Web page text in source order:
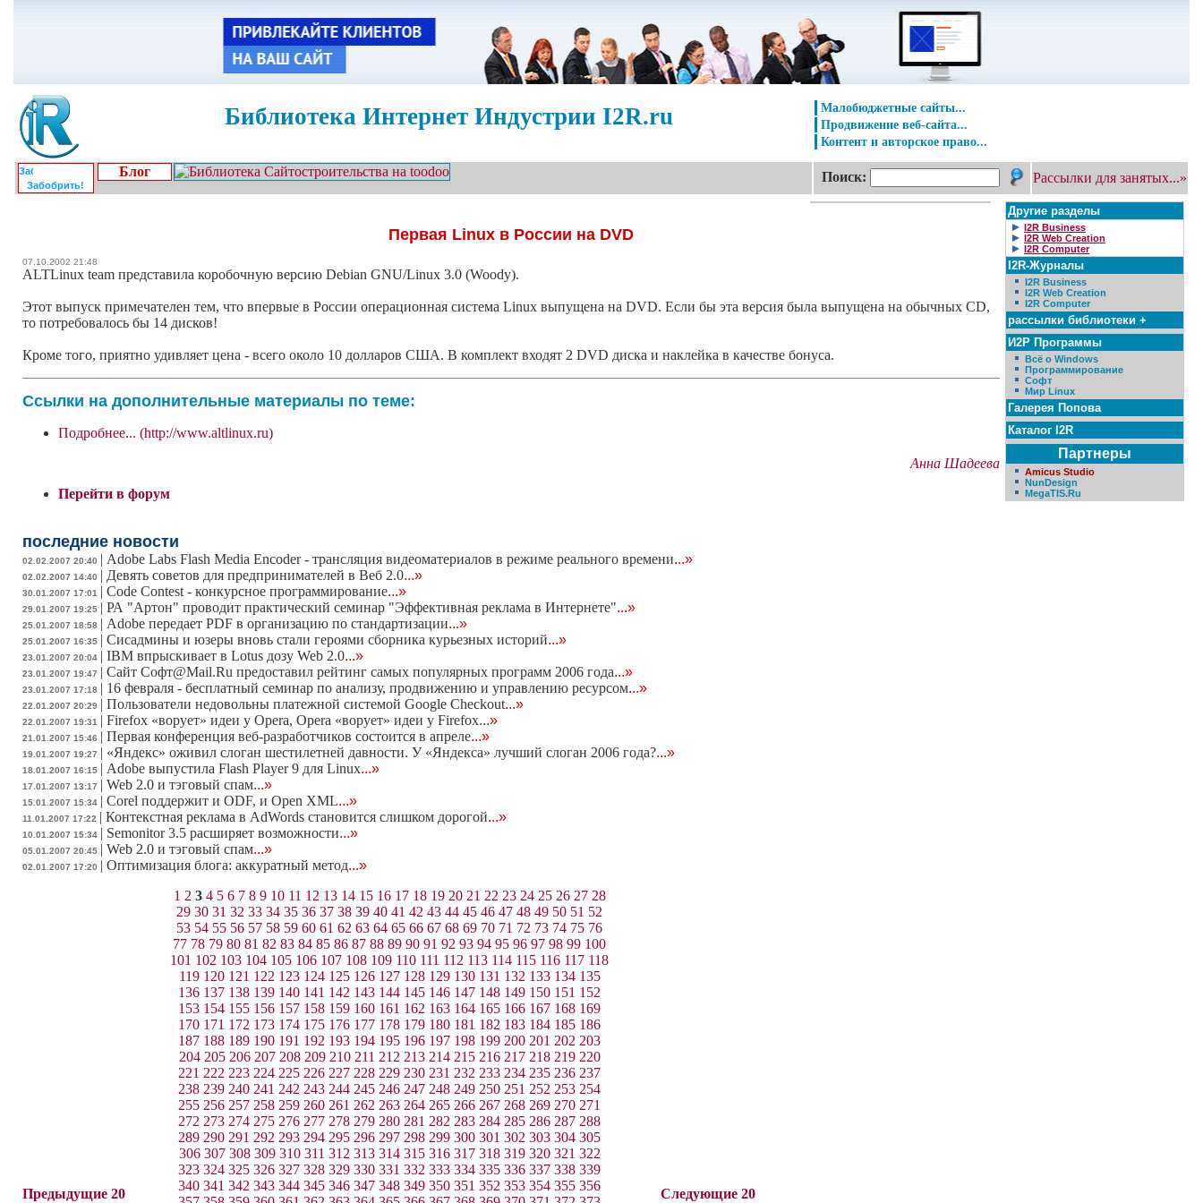
Библиотека Интернет Индустрии I2R.ru
Малобюджетные сайты...
Продвижение веб-сайта...
Контент и авторское право...
Забобрить!
Блог Поиск: Рассылки для занятых...»
Первая Linux в России на DVD
07.10.2002 21:48
ALTLinux team представила коробочную версию Debian GNU/Linux 3.0 (Woody).
Этот выпуск примечателен тем, что впервые в России операционная система Linux выпущена на DVD. Если бы эта версия была выпущена на обычных CD,
то потребовалось бы 14 дисков!
Кроме того, приятно удивляет цена - всего около 10 долларов США. В комплект входят 2 DVD диска и наклейка в качестве бонуса.
Ссылки на дополнительные материалы по теме:
Подробнее... (http://www.altlinux.ru)
Анна Шадеева
Перейти в форум
последние новости
02.02.2007 20:40 | Adobe Labs Flash Media Encoder - трансляция видеоматериалов в режиме реального времени...»
02.02.2007 14:40 | Девять советов для предпринимателей в Веб 2.0...»
30.01.2007 17:01 | Code Contest - конкурсное программирование...»
29.01.2007 19:25 | РА "Артон" проводит практический семинар "Эффективная реклама в Интернете"...»
25.01.2007 18:58 | Adobe передает PDF в организацию по стандартизации...»
25.01.2007 16:35 | Сисадмины и юзеры вновь стали героями сборника курьезных историй...»
23.01.2007 20:04 | IBM впрыскивает в Lotus дозу Web 2.0...»
23.01.2007 19:47 | Сайт Софт@Mail.Ru предоставил рейтинг самых популярных программ 2006 года...»
23.01.2007 17:18 | 16 февраля - бесплатный семинар по анализу, продвижению и управлению ресурсом...»
22.01.2007 20:29 | Пользователи недовольны платежной системой Google Checkout...»
22.01.2007 19:31 | Firefox «ворует» идеи у Opera, Opera «ворует» идеи у Firefox...»
21.01.2007 15:46 | Первая конференция веб-разработчиков состоится в апреле...»
19.01.2007 19:27 | «Яндекс» оживил слоган шестилетней давности. У «Яндекса» лучший слоган 2006 года?...»
18.01.2007 16:15 | Adobe выпустила Flash Player 9 для Linux...»
17.01.2007 13:17 | Web 2.0 и тэговый спам...»
15.01.2007 15:34 | Corel поддержит и ODF, и Open XML...»
11.01.2007 17:22 | Контекстная реклама в AdWords становится слишком дорогой...»
10.01.2007 15:34 | Semonitor 3.5 расширяет возможности...»
05.01.2007 20:45 | Web 2.0 и тэговый спам...»
02.01.2007 17:20 | Оптимизация блога: аккуратный метод...»
Предыдущие 20
1 2 3 4 5 6 7 8 9 10 11 12 13 14 15 16 17 18 19 20 21 22 23 24 25 26 27 28
29 30 31 32 33 34 35 36 37 38 39 40 41 42 43 44 45 46 47 48 49 50 51 52
53 54 55 56 57 58 59 60 61 62 63 64 65 66 67 68 69 70 71 72 73 74 75 76
77 78 79 80 81 82 83 84 85 86 87 88 89 90 91 92 93 94 95 96 97 98 99 100
101 102 103 104 105 106 107 108 109 110 111 112 113 114 115 116 117 118
119 120 121 122 123 124 125 126 127 128 129 130 131 132 133 134 135
136 137 138 139 140 141 142 143 144 145 146 147 148 149 150 151 152
153 154 155 156 157 158 159 160 161 162 163 164 165 166 167 168 169
170 171 172 173 174 175 176 177 178 179 180 181 182 183 184 185 186
187 188 189 190 191 192 193 194 195 196 197 198 199 200 201 202 203
204 205 206 207 208 209 210 211 212 213 214 215 216 217 218 219 220
221 222 223 224 225 226 227 228 229 230 231 232 233 234 235 236 237
238 239 240 241 242 243 244 245 246 247 248 249 250 251 252 253 254
255 256 257 258 259 260 261 262 263 264 265 266 267 268 269 270 271
272 273 274 275 276 277 278 279 280 281 282 283 284 285 286 287 288
289 290 291 292 293 294 295 296 297 298 299 300 301 302 303 304 305
306 307 308 309 310 311 312 313 314 315 316 317 318 319 320 321 322
323 324 325 326 327 328 329 330 331 332 333 334 335 336 337 338 339
340 341 342 343 344 345 346 347 348 349 350 351 352 353 354 355 356
Следующие 20
Другие разделы
I2R Business
I2R Web Creation
I2R Computer
I2R-Журналы
I2R Business
I2R Web Creation
I2R Computer
рассылки библиотеки +
И2Р Программы
Всё о Windows
Программирование
Софт
Мир Linux
Галерея Попова
Каталог I2R
Партнеры
Amicus Studio
NunDesign
MegaTIS.Ru